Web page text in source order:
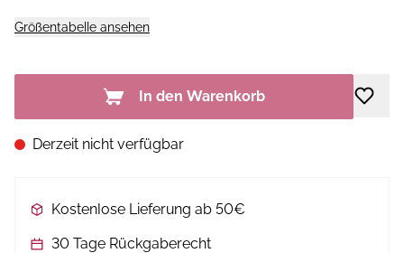
Größentabelle ansehen
In den Warenkorb
Derzeit nicht verfügbar
Kostenlose Lieferung ab 50€
30 Tage Rückgaberecht